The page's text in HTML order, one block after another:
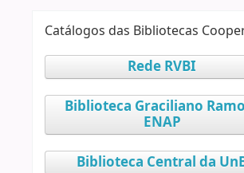
Catálogos das Bibliotecas
Rede RVBI
Biblioteca Graciliano
ENAP
Biblioteca Central da